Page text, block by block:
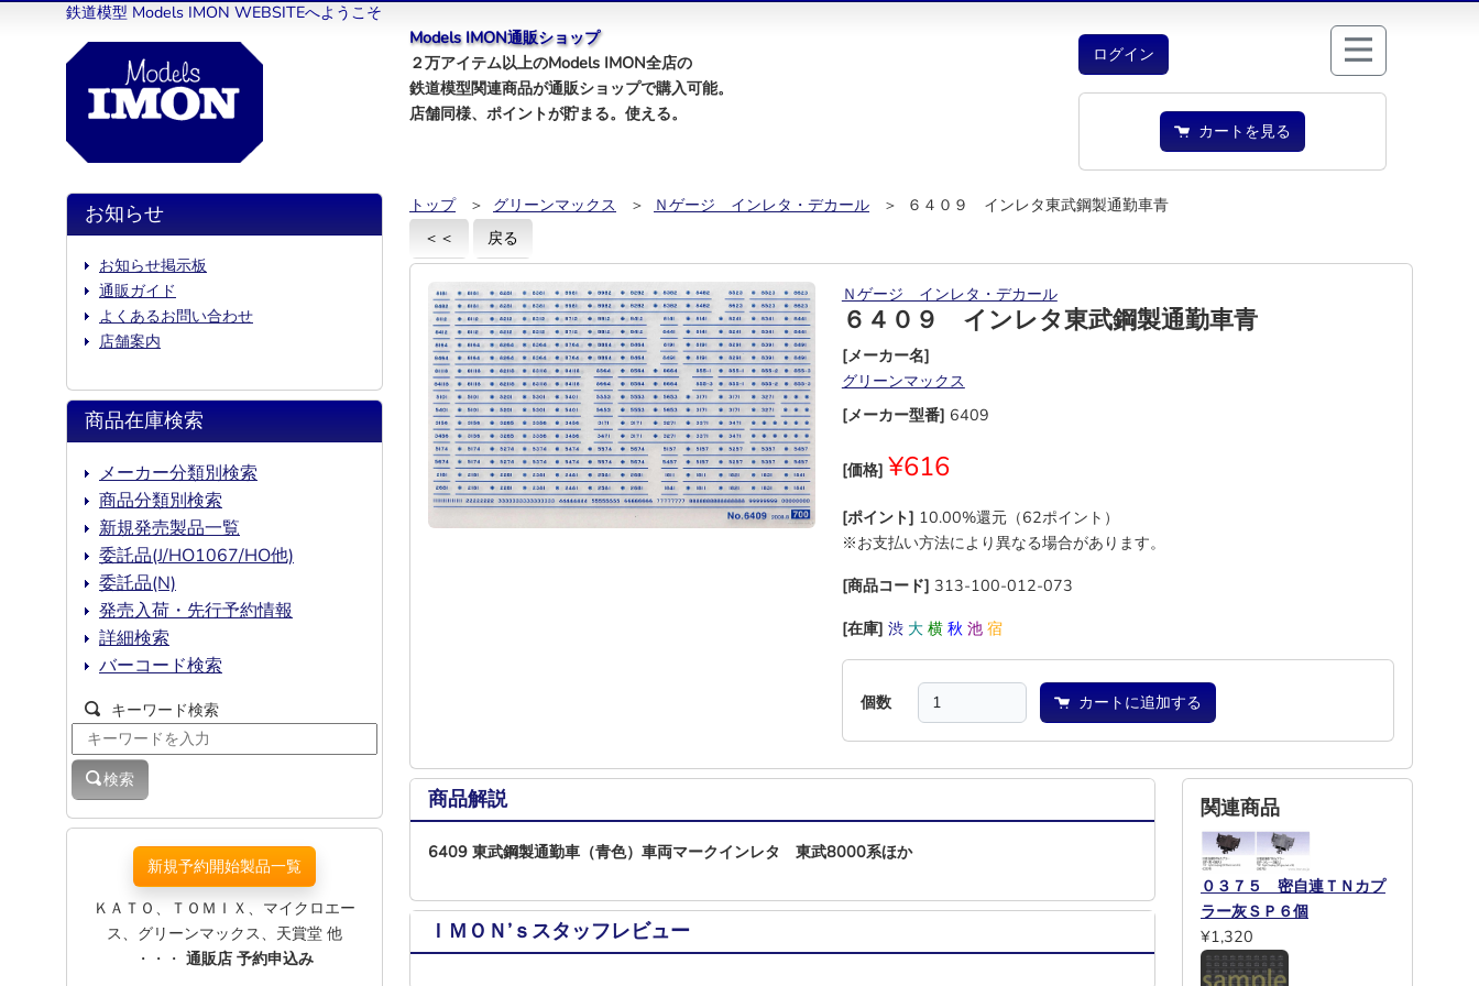
鉄道模型 Models IMON WEBSITEへようこそ
Models IMON通販ショップ
２万アイテム以上のModels IMON全店の
鉄道模型関連商品が通販ショップで購入可能。
店舗同様、ポイントが貯まる。使える。
ログイン
カートを見る
トップ ＞ グリーンマックス ＞ Ｎゲージ インレタ・デカール
＞ ６４０９ インレタ東武鋼製通勤車青
＜＜
戻る
Ｎゲージ インレタ・デカール
６４０９ インレタ東武鋼製通勤車青
[メーカー名]
グリーンマックス
[メーカー型番] 6409
[価格] ¥616
[ポイント] 10.00%還元（62ポイント）
※お支払い方法により異なる場合があります。
[商品コード] 313-100-012-073
[在庫] 渋 大 横 秋 池 宿
個数 カートに追加する
商品解説
6409 東武鋼製通勤車（青色）車両マークインレタ 東武8000系ほか
ＩＭＯＮ’ｓスタッフレビュー
関連商品
０３７５ 密自連ＴＮカプ
ラー灰ＳＰ６個
¥1,320
お知らせ
お知らせ掲示板
通販ガイド
よくあるお問い合わせ
店舗案内
商品在庫検索
メーカー分類別検索
商品分類別検索
新規発売製品一覧
委託品(J/HO1067/HO他)
委託品(N)
発売入荷・先行予約情報
詳細検索
バーコード検索
キーワード検索
検索
新規予約開始製品一覧
ＫＡＴＯ、ＴＯＭＩＸ、マイクロエー
ス、グリーンマックス、天賞堂 他
・・・ 通販店 予約申込み